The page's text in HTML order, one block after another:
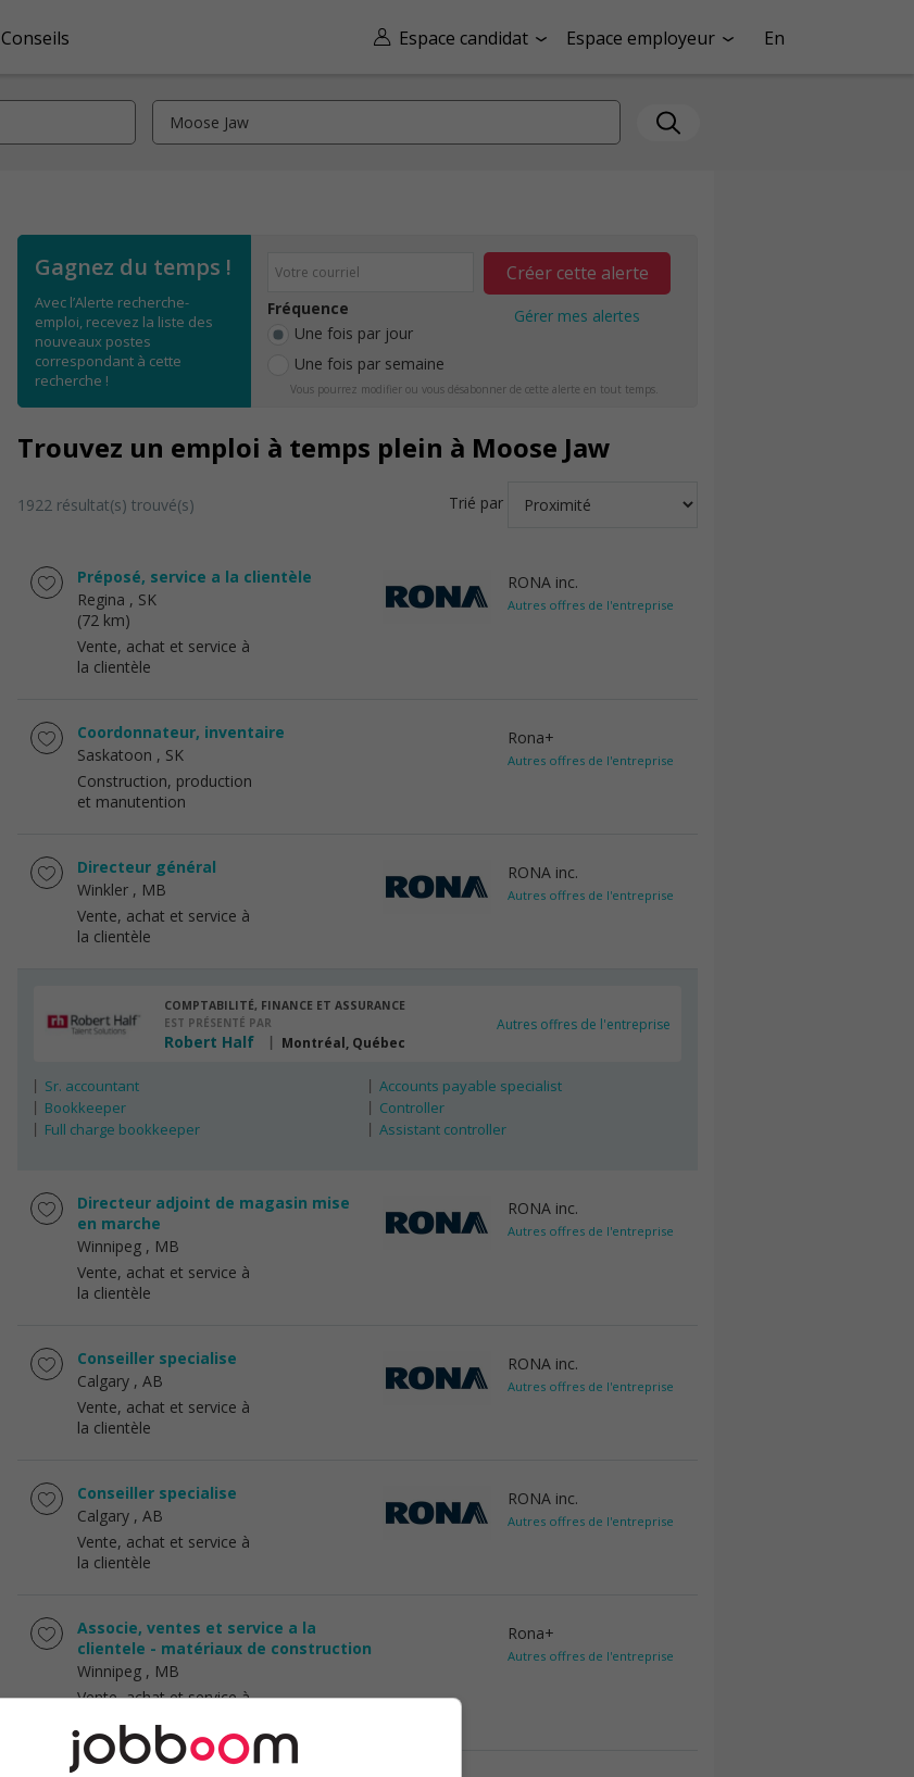
Espace candidat Espace employeur En
Conseils
Gagnez du temps !
Avec l’Alerte recherche-
emploi, recevez la liste des
nouveaux postes
correspondant à cette
recherche !
Fréquence
Une fois par jour
Une fois par semaine
Créer cette alerte
Gérer mes alertes
Vous pourrez modifier ou vous désabonner de cette alerte en tout temps.
Trouvez un emploi à temps plein à Moose Jaw
1922 résultat(s) trouvé(s) Trié par
Préposé, service a la clientèle
Regina , SK
(72 km)
Vente, achat et service à
la clientèle
RONA inc.
Autres offres de l'entreprise
Coordonnateur, inventaire
Saskatoon , SK
Construction, production
et manutention
Rona+
Autres offres de l'entreprise
Directeur général
Winkler , MB
Vente, achat et service à
la clientèle
RONA inc.
Autres offres de l'entreprise
COMPTABILITÉ, FINANCE ET ASSURANCE
EST PRÉSENTÉ PAR
Robert Half Montréal, Québec
Autres offres de l'entreprise
Sr. accountant
Bookkeeper
Full charge bookkeeper
Accounts payable specialist
Controller
Assistant controller
Directeur adjoint de magasin mise
en marche
Winnipeg , MB
Vente, achat et service à
la clientèle
RONA inc.
Autres offres de l'entreprise
Conseiller specialise
Calgary , AB
Vente, achat et service à
la clientèle
RONA inc.
Autres offres de l'entreprise
Conseiller specialise
Calgary , AB
Vente, achat et service à
la clientèle
RONA inc.
Autres offres de l'entreprise
Associe, ventes et service a la
clientele - matériaux de construction
Winnipeg , MB
Vente, achat et service à
Rona+
Autres offres de l'entreprise